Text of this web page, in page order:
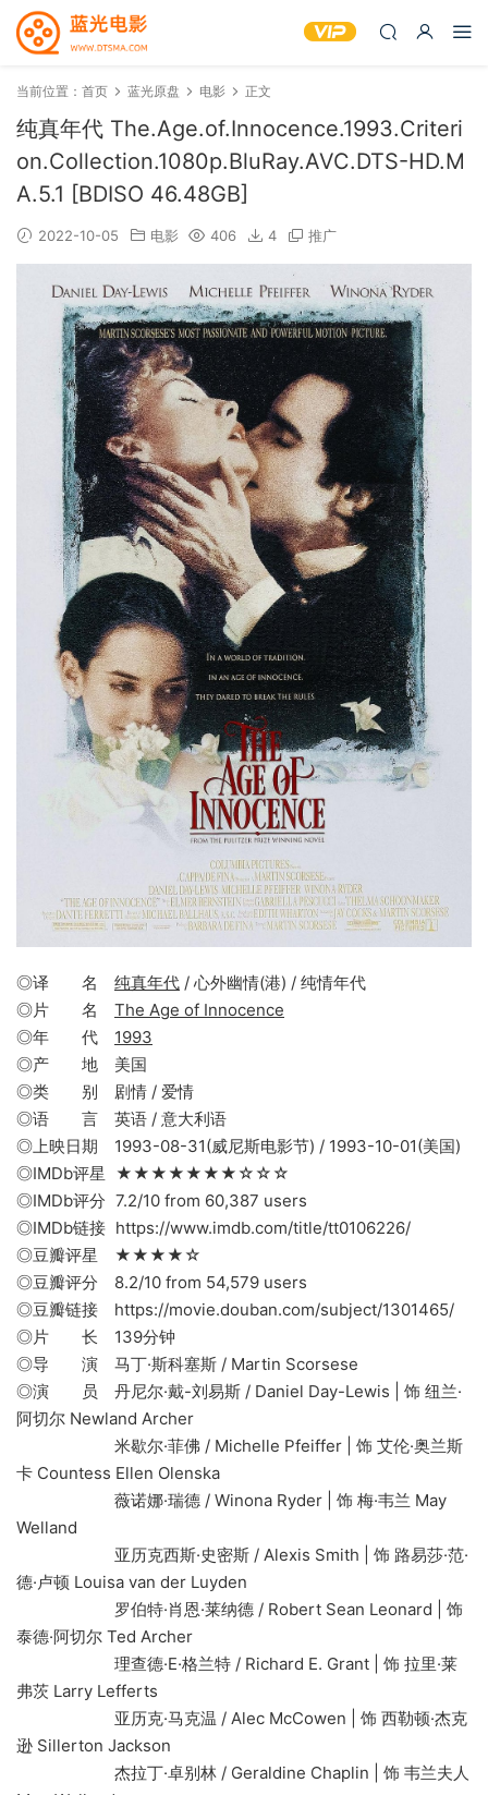
当前位置： 首页 蓝光原盘 电影 正文
纯真年代 The.Age.of.Innocence.1993.Criteri
on.Collection.1080p.BluRay.AVC.DTS-HD.M
A.5.1 [BDISO 46.48GB]
2022-10-05 电影 406 4 推广
◎译 名 纯真年代 / 心外幽情(港) / 纯情年代
◎片 名 The Age of Innocence
◎年 代 1993
◎产 地 美国
◎类 别 剧情 / 爱情
◎语 言 英语 / 意大利语
◎上映日期 1993-08-31(威尼斯电影节) / 1993-10-01(美国)
◎IMDb评星 ★★★★★★★☆☆☆
◎IMDb评分 7.2/10 from 60,387 users
◎IMDb链接 https://www.imdb.com/title/tt0106226/
◎豆瓣评星 ★★★★☆
◎豆瓣评分 8.2/10 from 54,579 users
◎豆瓣链接 https://movie.douban.com/subject/1301465/
◎片 长 139分钟
◎导 演 马丁·斯科塞斯 / Martin Scorsese
◎演 员 丹尼尔·戴-刘易斯 / Daniel Day-Lewis | 饰 纽兰·
阿切尔 Newland Archer
米歇尔·菲佛 / Michelle Pfeiffer | 饰 艾伦·奥兰斯
卡 Countess Ellen Olenska
薇诺娜·瑞德 / Winona Ryder | 饰 梅·韦兰 May
Welland
亚历克西斯·史密斯 / Alexis Smith | 饰 路易莎·范·
德·卢顿 Louisa van der Luyden
罗伯特·肖恩·莱纳德 / Robert Sean Leonard | 饰
泰德·阿切尔 Ted Archer
理查德·E·格兰特 / Richard E. Grant | 饰 拉里·莱
弗茨 Larry Lefferts
亚历克·马克温 / Alec McCowen | 饰 西勒顿·杰克
逊 Sillerton Jackson
杰拉丁·卓别林 / Geraldine Chaplin | 饰 韦兰夫人